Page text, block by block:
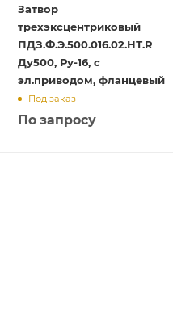
Затвор
трехэксцентриковый
ПДЗ.Ф.Э.500.016.02.НТ.R
Ду500, Ру-16, с
эл.приводом, фланцевый
Под заказ
По запросу